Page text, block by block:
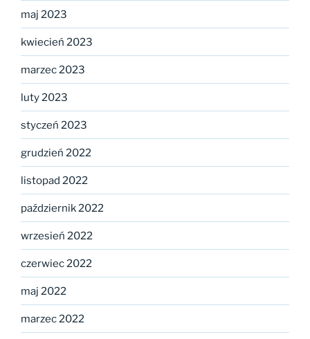
maj 2023
kwiecień 2023
marzec 2023
luty 2023
styczeń 2023
grudzień 2022
listopad 2022
październik 2022
wrzesień 2022
czerwiec 2022
maj 2022
marzec 2022